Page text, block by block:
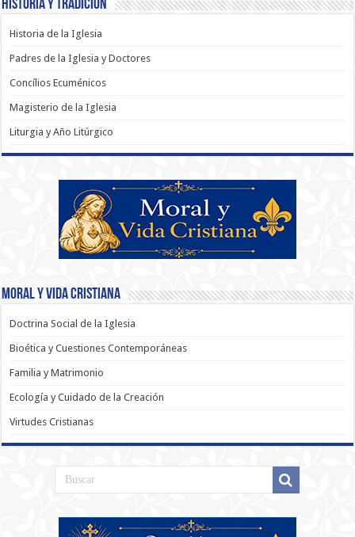
Historia y Tradición
Historia de la Iglesia
Padres de la Iglesia y Doctores
Concílios Ecuménicos
Magisterio de la Iglesia
Liturgia y Año Litúrgico
Moral y Vida Cristiana
Doctrina Social de la Iglesia
Bioética y Cuestiones Contemporáneas
Familia y Matrimonio
Ecología y Cuidado de la Creación
Virtudes Cristianas